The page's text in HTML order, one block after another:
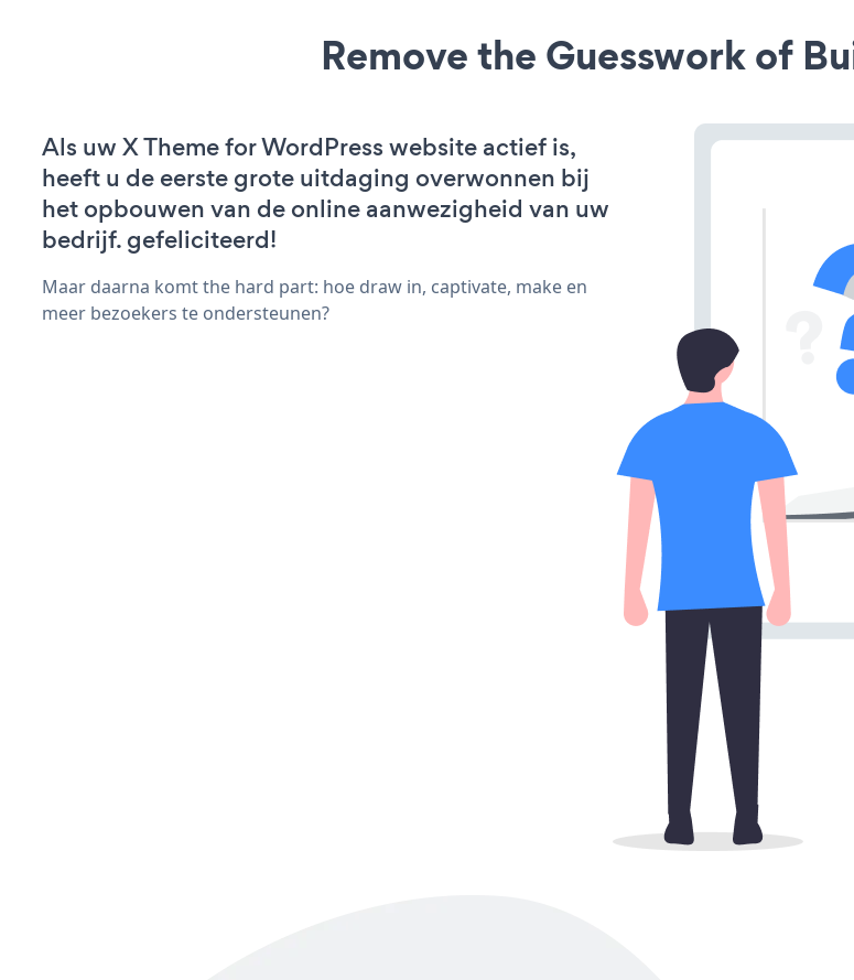
Remove the Guesswork of
Als uw X Theme for WordPress website actief is,
heeft u de eerste grote uitdaging overwonnen bij
het opbouwen van de online aanwezigheid van uw
bedrijf. gefeliciteerd!
Maar daarna komt the hard part: hoe draw in, captivate, make en
meer bezoekers te ondersteunen?